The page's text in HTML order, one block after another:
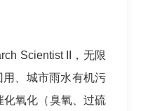
Scientist II，无限
、城市雨水有机污
化氧化（臭氧、过硫